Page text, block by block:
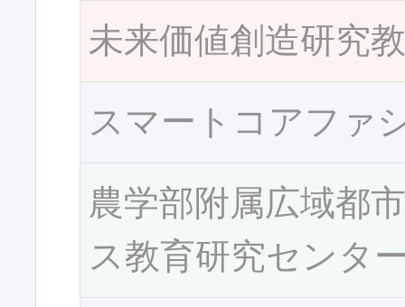
未来価値創造研究
スマートコアファ
農学部附属広域都
ス教育研究センタ